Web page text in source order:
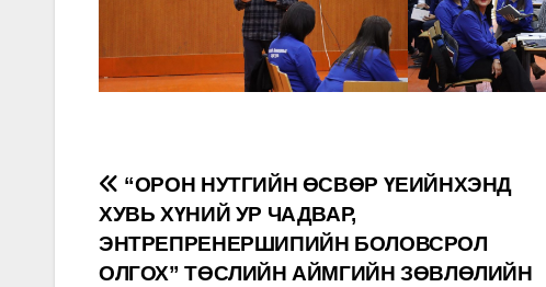
Post
navigation
“ОРОН НУТГИЙН ӨСВӨР ҮЕИЙНХЭНД
ХУВЬ ХҮНИЙ УР ЧАДВАР,
ЭНТРЕПРЕНЕРШИПИЙН БОЛОВСРОЛ
ОЛГОХ” ТӨСЛИЙН АЙМГИЙН ЗӨВЛӨЛИЙН